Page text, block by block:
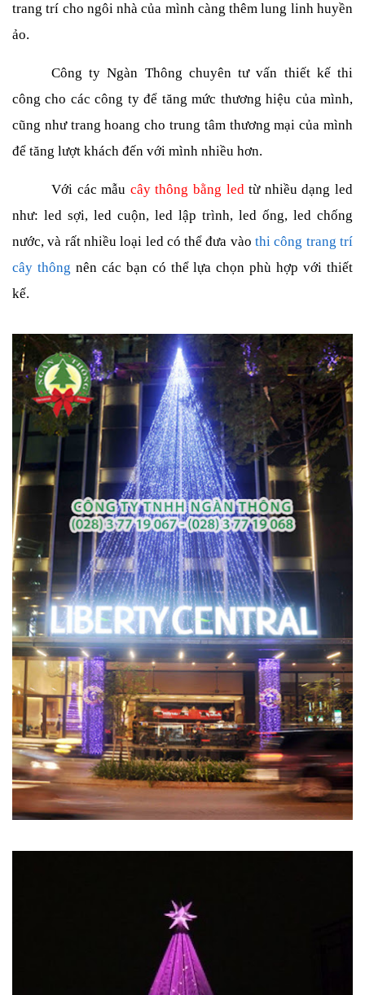
trang trí cho ngôi nhà của mình càng thêm lung linh huyền
ảo.
Công ty Ngàn Thông chuyên tư vấn thiết kế thi
công cho các công ty để tăng mức thương hiệu của mình,
cũng như trang hoang cho trung tâm thương mại của mình
để tăng lượt khách đến với mình nhiều hơn.
Với các mẫu cây thông bằng ledtừ nhiều dạng led
như: led sợi, led cuộn, led lập trình, led ống, led chống
nước, và rất nhiều loại led có thể đưa vàothi công trang trí
cây thông nên các bạn có thể lựa chọn phù hợp với thiết
kế.